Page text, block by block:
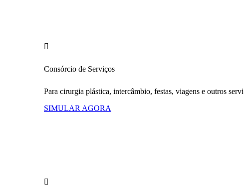
Consórcio de Serviços
Para cirurgia plástica, intercâmbio, festas, viagens e outros
SIMULAR AGORA